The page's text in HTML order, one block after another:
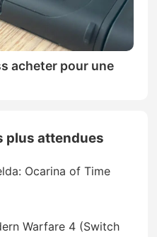
acheter pour une
plus attendues
Ocarina of Time
Warfare 4 (Switch